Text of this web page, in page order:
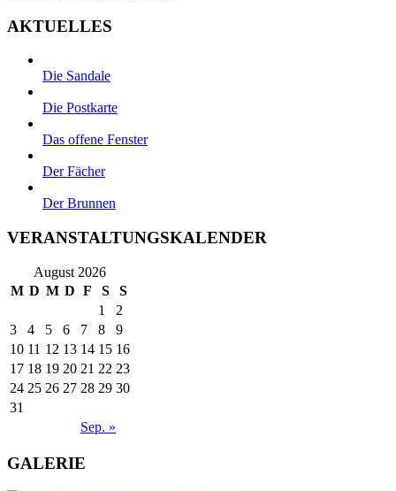
AKTUELLES
Die Sandale
Die Postkarte
Das offene Fenster
Der Fächer
Der Brunnen
VERANSTALTUNGSKALENDER
August 2026
M D M D F S S
Sep. »
1
2
3
4 5 6 7 8
9
10 11 12 13 14 15 16
17 18 19 20 21 22 23
24 25 26 27 28 29 30
31
GALERIE